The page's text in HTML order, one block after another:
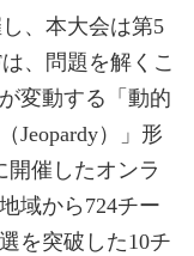
、本大会は第5
、問題を解くこ
変動する「動的
Jeopardy）」形
開催したオンラ
域から724チー
を突破した10チ